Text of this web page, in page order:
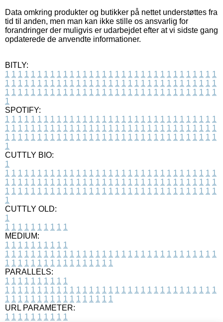
Data omkring produkter og butikker på nettet understøttes fra
tid til anden, men man kan ikke stille os ansvarlig for
forandringer der muligvis er udarbejdet efter at vi sidste gang
opdaterede de anvendte informationer.
BITLY:
1 1 1 1 1 1 1 1 1 1 1 1 1 1 1 1 1 1 1 1 1 1 1 1 1 1 1 1 1 1 1 1 1
1 1 1 1 1 1 1 1 1 1 1 1 1 1 1 1 1 1 1 1 1 1 1 1 1 1 1 1 1 1 1 1 1
1 1 1 1 1 1 1 1 1 1 1 1 1 1 1 1 1 1 1 1 1 1 1 1 1 1 1 1 1 1 1 1 1
1
SPOTIFY:
1 1 1 1 1 1 1 1 1 1 1 1 1 1 1 1 1 1 1 1 1 1 1 1 1 1 1 1 1 1 1 1 1
1 1 1 1 1 1 1 1 1 1 1 1 1 1 1 1 1 1 1 1 1 1 1 1 1 1 1 1 1 1 1 1 1
1 1 1 1 1 1 1 1 1 1 1 1 1 1 1 1 1 1 1 1 1 1 1 1 1 1 1 1 1 1 1 1 1
1
CUTTLY BIO:
1
1 1 1 1 1 1 1 1 1 1 1 1 1 1 1 1 1 1 1 1 1 1 1 1 1 1 1 1 1 1 1 1 1
1 1 1 1 1 1 1 1 1 1 1 1 1 1 1 1 1 1 1 1 1 1 1 1 1 1 1 1 1 1 1 1 1
1 1 1 1 1 1 1 1 1 1 1 1 1 1 1 1 1 1 1 1 1 1 1 1 1 1 1 1 1 1 1 1 1
1
CUTTLY OLD:
1
1 1 1 1 1 1 1 1 1 1
MEDIUM:
1 1 1 1 1 1 1 1 1 1
1 1 1 1 1 1 1 1 1 1 1 1 1 1 1 1 1 1 1 1 1 1 1 1 1 1 1 1 1 1 1 1 1
1 1 1 1 1 1 1 1 1 1 1 1 1 1 1 1 1
PARALLELS:
1 1 1 1 1 1 1 1 1 1
1 1 1 1 1 1 1 1 1 1 1 1 1 1 1 1 1 1 1 1 1 1 1 1 1 1 1 1 1 1 1 1 1
1 1 1 1 1 1 1 1 1 1 1 1 1 1 1 1 1
URL PARAMETER:
1 1 1 1 1 1 1 1 1 1